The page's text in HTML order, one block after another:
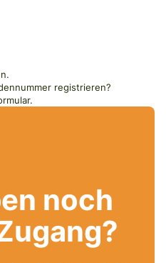
registrieren?
noch